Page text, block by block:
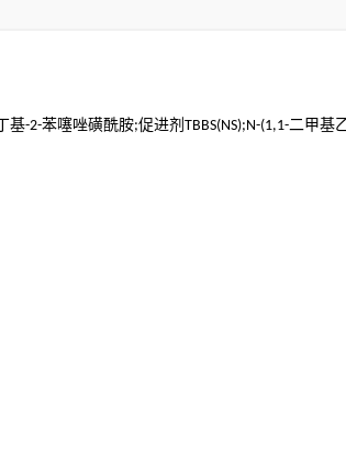
基-2-苯噻唑磺酰胺;促进剂 TBBS(NS);N-(1,1-二甲基